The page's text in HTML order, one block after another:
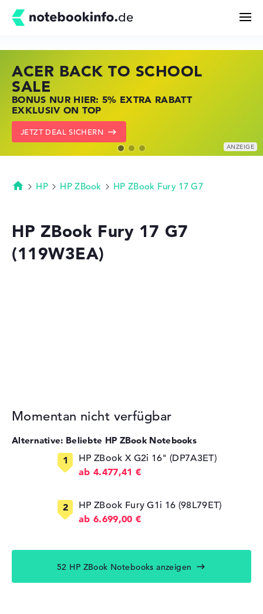
Kaufberatung
Technik & Wissen
Deals
ACER BACK TO SCHOOL
SALE
BONUS NUR HIER: 5% EXTRA RABATT
EXKLUSIV ON TOP
JETZT DEAL SICHERN
HP STORE SSV DEALS
JETZT ZUGREIFEN: NOTEBOOKS BEI HP
KRÄFTIG REDUZIERT
ZU DEN HP ANGEBOTEN
LENOVO LAPTOP DEALS
NOTEBOOKS BEI LENOVO JETZT
KRÄFTIG REDUZIERT
LENOVO DEALS ZEIGEN
Startseite
HP HP ZBook HP ZBook Fury 17 G7
HP ZBook Fury 17 G7
(119W3EA)
Momentan nicht verfügbar
Alternative: Beliebte HP ZBook Notebooks
HP ZBook X G2i 16" (DP7A3ET)
ab 4.477,41 €
HP ZBook Fury G1i 16 (98L79ET)
ab 6.699,00 €
52 HP ZBook Notebooks anzeigen